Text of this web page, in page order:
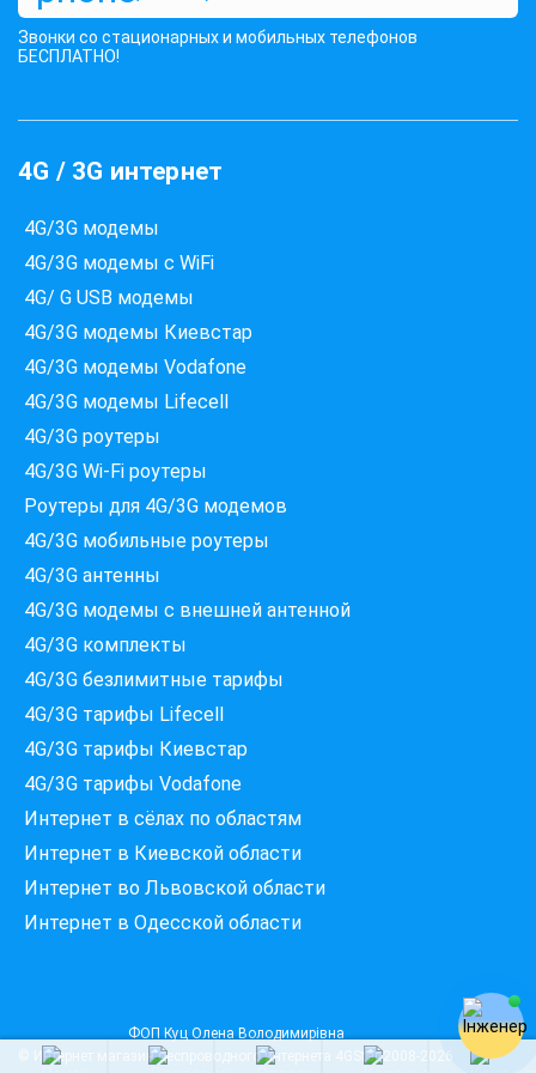
Звонки со стационарных и мобильных телефонов
БЕСПЛАТНО!
4G / 3G интернет
4G/3G модемы
4G/3G модемы с WiFi
4G/ G USB модемы
4G/3G модемы Киевстар
4G/3G модемы Vodafone
4G/3G модемы Lifecell
4G/3G роутеры
4G/3G Wi-Fi роутеры
Роутеры для 4G/3G модемов
4G/3G мобильные роутеры
4G/3G антенны
4G/3G модемы c внешней антенной
4G/3G комплекты
4G/3G безлимитные тарифы
4G/3G тарифы Lifecell
4G/3G тарифы Киевстар
4G/3G тарифы Vodafone
Интернет в сёлах по областям
Интернет в Киевской области
Интернет во Львовской области
Интернет в Одесской области
ФОП Куц Олена Володимирівна
© Интернет магазин беспроводного интернета 4GStar2008-2026
Які провайдери працюють
за вашою адресою?
Перевірте доступність інтернету за 30 секунд
375+ провайдерів в базі
Введіть вашу адресу
Місто, вулиця та номер будинку